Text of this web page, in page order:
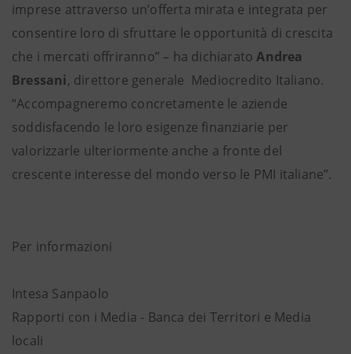
imprese attraverso un’offerta mirata e integrata per
consentire loro di sfruttare le opportunità di crescita
che i mercati offriranno” – ha dichiaratoAndrea
Bressani, direttore generale Mediocredito Italiano.
“Accompagneremo concretamente le aziende
soddisfacendo le loro esigenze finanziarie per
valorizzarle ulteriormente anche a fronte del
crescente interesse del mondo verso le PMI italiane”.
Per informazioni
Intesa Sanpaolo
Rapporti con i Media - Banca dei Territori e Media
locali